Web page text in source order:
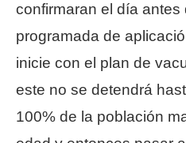
confirmaran el día antes
programada de
inicie con el plan de
este no se detendrá
100% de la población